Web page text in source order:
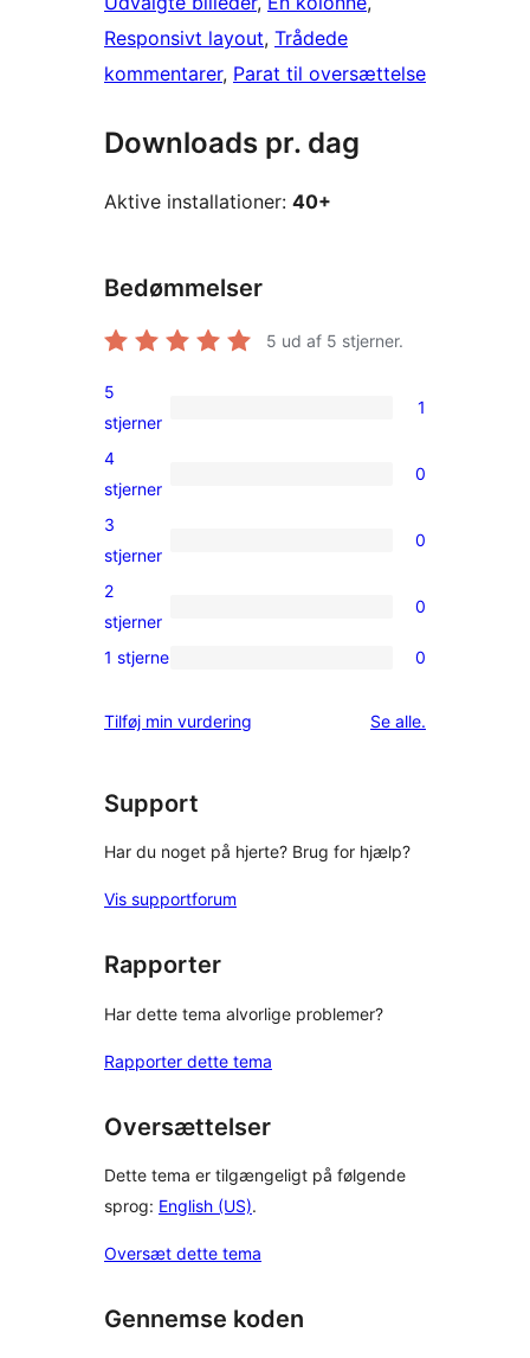
Responsivt layout, Trådede
kommentarer, Parat til oversættelse
Downloads pr. dag
Aktive installationer: 40+
Bedømmelser
5 ud af 5 stjerner.
1
5-
stjernet
5
stjerner
1
0
4-
stjernet
4
stjerner
0
0
3-
stjernet
3
stjerner
0
0
2-
anmeldelser
2
stjerner
0
0
stjernet
1 stjerne 0
Tilføj min vurdering Se alleanmeldelser
.
Support
Har du noget på hjerte? Brug for hjælp?
Vis supportforum
Rapporter
Har dette tema alvorlige problemer?
Rapporter dette tema
Oversættelser
Dette tema er tilgængeligt på følgende
sprog: English (US).
Oversæt dette tema
Gennemse koden